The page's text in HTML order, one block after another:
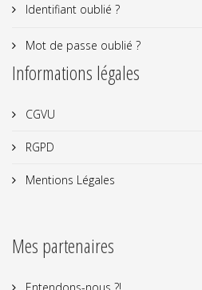
Identifiant oublié ?
Mot de passe oublié ?
Informations légales
CGVU
RGPD
Mentions Légales
Mes partenaires